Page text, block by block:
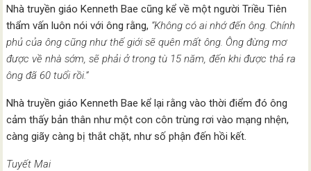
Nhà truyền giáo Kenneth Bae cũng kể về một người Triều Tiên
thẩm vấn luôn nói với ông rằng, “Không có ai nhớ đến ông. Chính
phủ của ông cũng như thế giới sẽ quên mất ông. Ông đừng mơ
được về nhà sớm, sẽ phải ở trong tù 15 năm, đến khi được thả ra
ông đã 60 tuổi rồi.”
Nhà truyền giáo Kenneth Bae kể lại rằng vào thời điểm đó ông
cảm thấy bản thân như một con côn trùng rơi vào mạng nhện,
càng giãy càng bị thắt chặt, như số phận đến hồi kết.
Tuyết Mai